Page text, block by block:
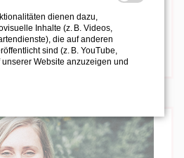
Anfrage Formular
dienen dazu,
Inhalte (z. B. Videos,
die auf anderen
sind (z. B. YouTube,
Website anzuzeigen und